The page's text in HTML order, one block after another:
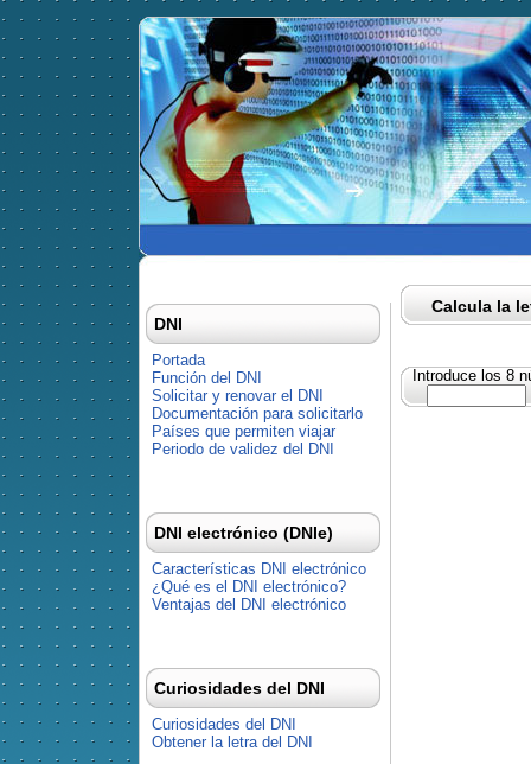
Calcula la
Introduce los 8
DNI
Portada
Función del DNI
Solicitar y renovar el DNI
Documentación para solicitarlo
Países que permiten viajar
Periodo de validez del DNI
DNI electrónico (DNIe)
Características DNI electrónico
¿Qué es el DNI electrónico?
Ventajas del DNI electrónico
Curiosidades del DNI
Curiosidades del DNI
Obtener la letra del DNI